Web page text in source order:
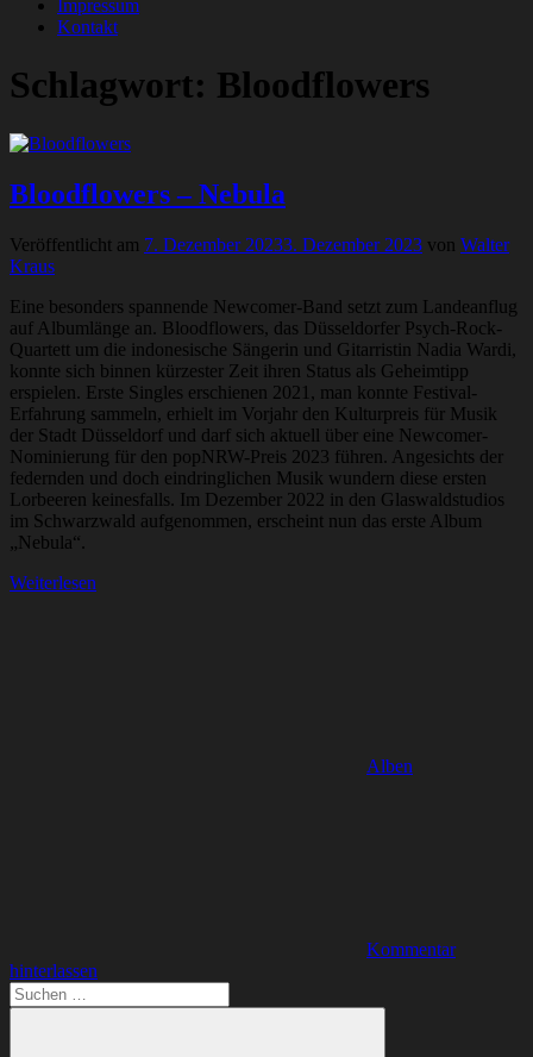
Impressum
Kontakt
Schlagwort: Bloodflowers
Bloodflowers – Nebula
Veröffentlicht am 7. Dezember 20233. Dezember 2023 von Walter
Kraus
Eine besonders spannende Newcomer-Band setzt zum Landeanflug
auf Albumlänge an. Bloodflowers, das Düsseldorfer Psych-Rock-
Quartett um die indonesische Sängerin und Gitarristin Nadia Wardi,
konnte sich binnen kürzester Zeit ihren Status als Geheimtipp
erspielen. Erste Singles erschienen 2021, man konnte Festival-
Erfahrung sammeln, erhielt im Vorjahr den Kulturpreis für Musik
der Stadt Düsseldorf und darf sich aktuell über eine Newcomer-
Nominierung für den popNRW-Preis 2023 führen. Angesichts der
federnden und doch eindringlichen Musik wundern diese ersten
Lorbeeren keinesfalls. Im Dezember 2022 in den Glaswaldstudios
im Schwarzwald aufgenommen, erscheint nun das erste Album
„Nebula“.
Weiterlesen
Alben
Kommentar
hinterlassen
Suchen
nach: